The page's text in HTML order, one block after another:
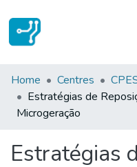
Statistics
Communities & Collections
Home Centres
Estratégias de
Microgeração
Estratégias